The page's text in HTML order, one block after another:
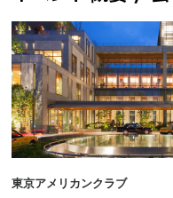
東京アメリカンクラブ